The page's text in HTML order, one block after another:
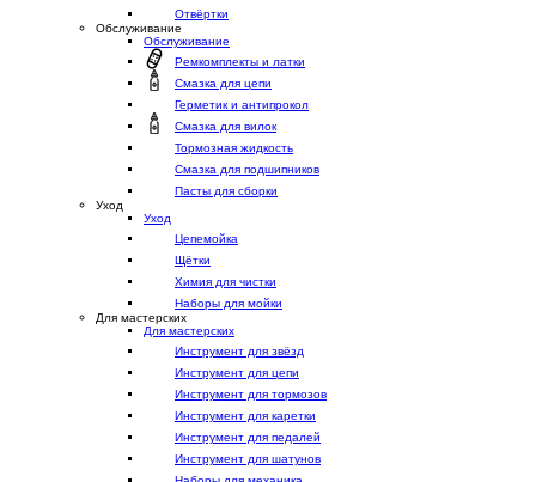
Отвёртки
Обслуживание
Обслуживание
Ремкомплекты и латки
Смазка для цепи
Герметик и антипрокол
Смазка для вилок
Тормозная жидкость
Смазка для подшипников
Пасты для сборки
Уход
Уход
Цепемойка
Щётки
Химия для чистки
Наборы для мойки
Для мастерских
Для мастерских
Инструмент для звёзд
Инструмент для цепи
Инструмент для тормозов
Инструмент для каретки
Инструмент для педалей
Инструмент для шатунов